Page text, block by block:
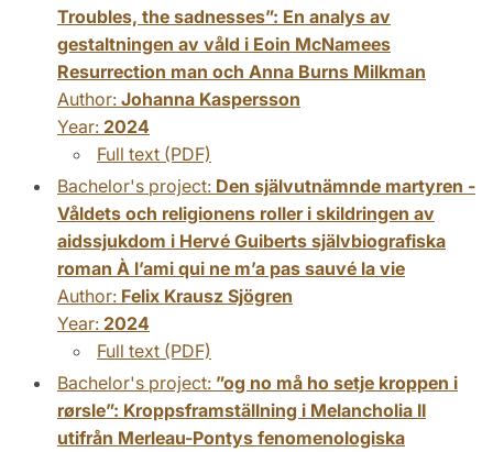
Troubles, the sadnesses”: En analys av
gestaltningen av våld i Eoin McNamees
Resurrection man och Anna Burns Milkman
Author: Johanna Kaspersson
Year: 2024
Full text (PDF)
Bachelor's project: Den självutnämnde martyren -
Våldets och religionens roller i skildringen av
aidssjukdom i Hervé Guiberts självbiografiska
roman À l’ami qui ne m’a pas sauvé la vie
Author: Felix Krausz Sjögren
Year: 2024
Full text (PDF)
Bachelor's project: ”og no må ho setje kroppen i
rørsle”: Kroppsframställning i Melancholia II
utifrån Merleau-Pontys fenomenologiska